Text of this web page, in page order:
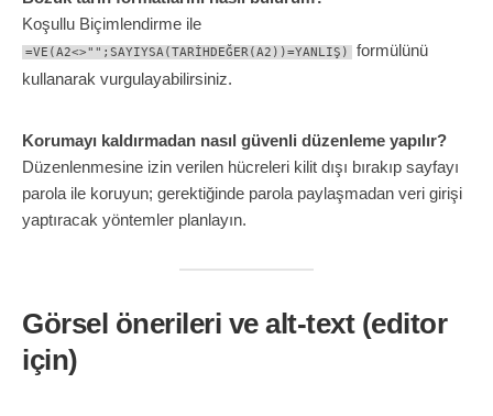
Koşullu Biçimlendirme ile
=VE(A2<>"";SAYIYSA(TARİHDEĞER(A2))=YANLIŞ)
formülünü
kullanarak vurgulayabilirsiniz.
Korumayı kaldırmadan nasıl güvenli düzenleme yapılır?
Düzenlenmesine izin verilen hücreleri kilit dışı bırakıp sayfayı
parola ile koruyun; gerektiğinde parola paylaşmadan veri girişi
yaptıracak yöntemler planlayın.
Görsel önerileri ve alt-text (editor
için)